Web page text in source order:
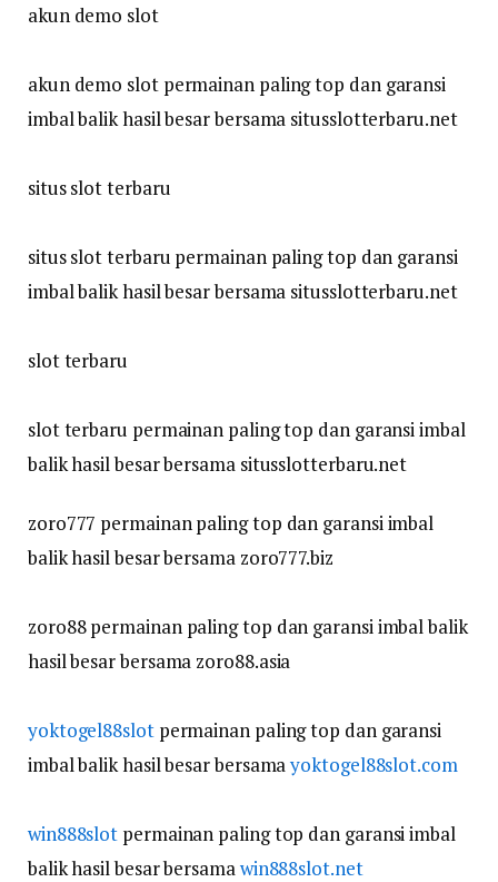
akun demo slot
akun demo slot permainan paling top dan garansi
imbal balik hasil besar bersama situsslotterbaru.net
situs slot terbaru
situs slot terbaru permainan paling top dan garansi
imbal balik hasil besar bersama situsslotterbaru.net
slot terbaru
slot terbaru permainan paling top dan garansi imbal
balik hasil besar bersama situsslotterbaru.net
zoro777 permainan paling top dan garansi imbal
balik hasil besar bersama zoro777.biz
zoro88 permainan paling top dan garansi imbal balik
hasil besar bersama zoro88.asia
yoktogel88slotpermainan paling top dan garansi
imbal balik hasil besar bersamayoktogel88slot.com
win888slot permainan paling top dan garansi imbal
balik hasil besar bersamawin888slot.net